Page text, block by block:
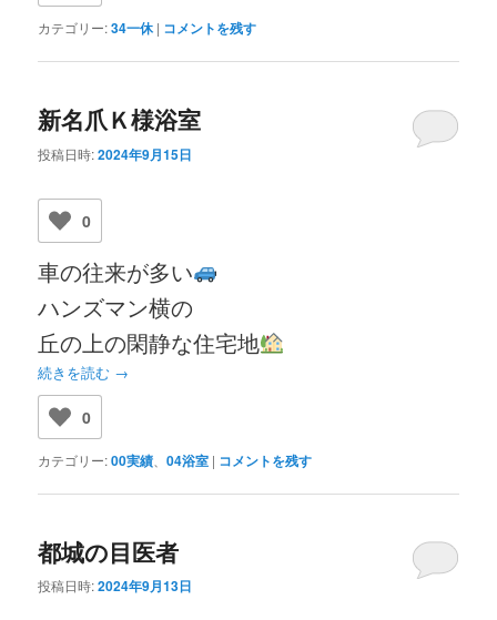
カテゴリー:34一休 | コメントを残す
新名爪Ｋ様浴室
投稿日時:2024年9月15日
0
車の往来が多い
ハンズマン横の
丘の上の閑静な住宅地
続きを読む →
0
カテゴリー:00実績 、04浴室 | コメントを残す
都城の目医者
投稿日時:2024年9月13日